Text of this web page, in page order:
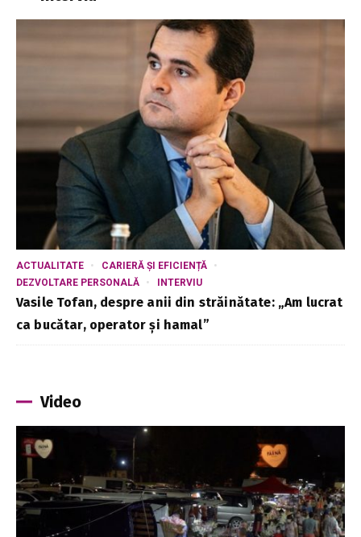
ACTUALITATE
CARIERĂ ȘI EFICIENȚĂ
DEZVOLTARE PERSONALĂ
INTERVIU
Vasile Tofan, despre anii din străinătate: „Am lucrat
ca bucătar, operator și hamal”
Video